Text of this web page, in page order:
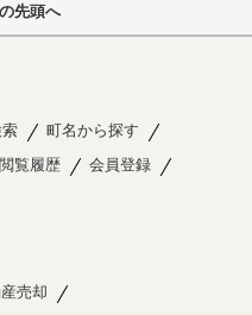
先頭へ
町名から探す
閲覧履歴
会員登録
売却